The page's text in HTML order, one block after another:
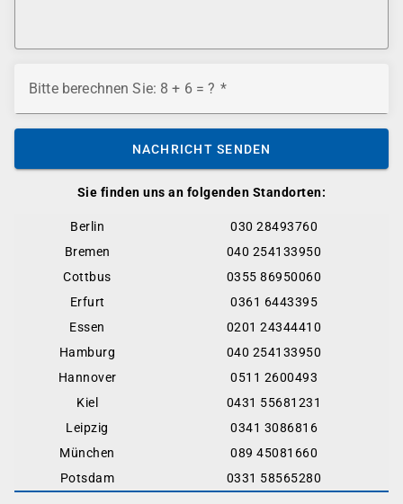
Sie finden uns an folgenden Standorten:
Berlin
030 28493760
Bremen
040 254133950
Cottbus
0355 86950060
Erfurt
0361 6443395
Essen
0201 24344410
Hamburg
040 254133950
Hannover
0511 2600493
Kiel
0431 55681231
Leipzig
0341 3086816
München
089 45081660
Potsdam
0331 58565280
Bitte berechnen Sie: 8 + 6 = ?
NACHRICHT SENDEN